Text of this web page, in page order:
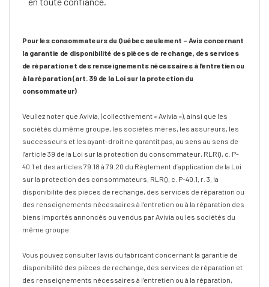
Pour les consommateurs du Québec seulement – Avis concernant
la garantie de disponibilité des pièces de rechange, des services
de réparation et des renseignements nécessaires à l’entretien ou
à la réparation (art. 39 de la Loi sur la protection du
consommateur)
Veullez noter que Avivia, (collectivement « Avivia »), ainsi que les
sociétés du même groupe, les sociétés mères, les assureurs, les
successeurs et les ayant-droit ne garantit pas, au sens au sens de
l’article 39 de la Loi sur la protection du consommateur, RLRQ, c. P-
40.1 et des articles 79.18 à 79.20 du Règlement d’application de la Loi
sur la protection des consommateurs, RLRQ, c. P-40.1, r. 3, la
disponibilité des pièces de rechange, des services de réparation ou
des renseignements nécessaires à l’entretien ou à la réparation des
biens importés annoncés ou vendus par Avivia ou les sociétés du
même groupe.
Vous pouvez consulter l'avis du fabricant concernant la garantie de
disponibilité des pièces de rechange, des services de réparation et
des renseignements nécessaires à l’entretien ou à la réparation,